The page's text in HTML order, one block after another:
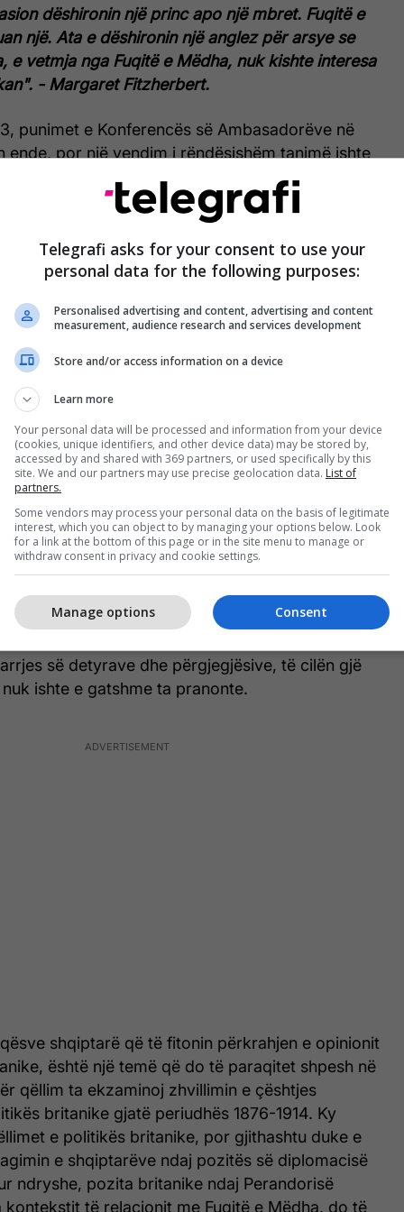
dëshironin një princ apo një mbret. Fuqitë e
një. Ata e dëshironin një anglez për arsye se
e vetmja nga Fuqitë e Mëdha, nuk kishte interesa
- Margaret Fitzherbert.
punimet e Konferencës së Ambasadorëve në
ende, por një vendim i rëndësishëm tanimë ishte
Shqipërisë. Ky vendim ndikoi që të lindnin
me emërimin e monarkut për Shqipërinë.
të monarkëve evropianë u përmendën si
Në atë kohë, një delegacion i Qeverisë së
kishte ardhur në Londër, me qëllim që të
vendimmarrës të Konferencës dhe që të
e opinionit dhe qeverisë britanike.
njohur edhe si Ismail Kemal, kryesues i
së Përkohshme, e pyeti politikanin dhe
Aubrey Herbertin, se si do të përgjigjej nëse i
‘Natyrisht, kryeministri dhe të tjerët e
seriozitet) këtë çështje për një kohë të gjatë,
ta kem përkrahjen e tyre nëse vjen deri te kjo
Herbert dhe kishte shtuar se ‘shqiptarëve nuk u
prezent.’
mënyra, ishte njeriu i duhur për fronin shqiptar,
pranonte ofertën pa aprovimin e Qeverisë
parashtroi këtë çështje sekretarit të Jashtëm
Një anglez në fronin e Shqipërisë, e kishte
së detyrave dhe përgjegjësive, të cilën gjë
ishte e gatshme ta pranonte.
shqiptarë që të fitonin përkrahjen e opinionit
është një temë që do të paraqitet shpesh në
qëllim ta ekzaminoj zhvillimin e çështjes
britanike gjatë periudhës 1876-1914. Ky
e politikës britanike, por gjithashtu duke e
e shqiptarëve ndaj pozitës së diplomacisë
ndryshe, pozita britanike ndaj Perandorisë
kontekstit të relacionit me Fuqitë e Mëdha, do të
Telegrafi asks for your consent to use your
personal data for the following purposes:
Personalised advertising and content, advertising and content
measurement, audience research and services development
Store and/or access information on a device
Learn more
Your personal data will be processed and information from your device
(cookies, unique identifiers, and other device data) may be stored by,
accessed by and shared with 369 partners, or used specifically by this
site. We and our partners may use precise geolocation data. List of
partners.
Some vendors may process your personal data on the basis of legitimate
interest, which you can object to by managing your options below. Look
for a link at the bottom of this page or in the site menu to manage or
withdraw consent in privacy and cookie settings.
Consent
Manage options